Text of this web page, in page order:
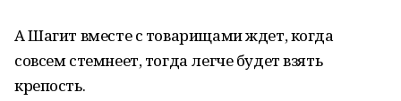
А Шагит вместе с товарищами ждет, когда
совсем стемнеет, тогда легче будет взять
крепость.